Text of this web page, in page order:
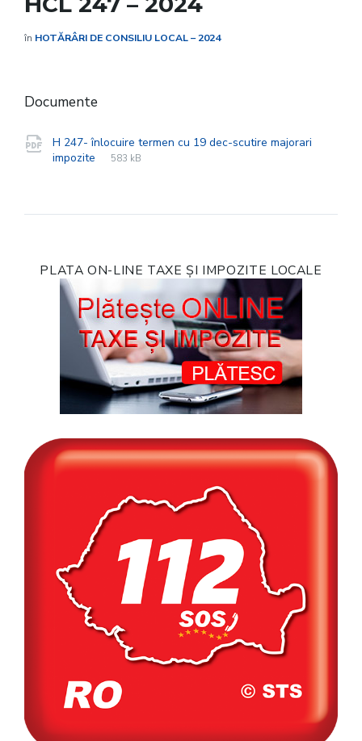
în HOTĂRÂRI DE CONSILIU LOCAL – 2024
Documente
H 247- înlocuire termen cu 19 dec-scutire majorari
impozite
File
pdf
File
583 kB
PLATA ON-LINE TAXE ȘI IMPOZITE LOCALE